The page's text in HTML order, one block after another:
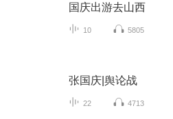
国庆出游去山西
10 5805
张国庆|舆论战
22 4713